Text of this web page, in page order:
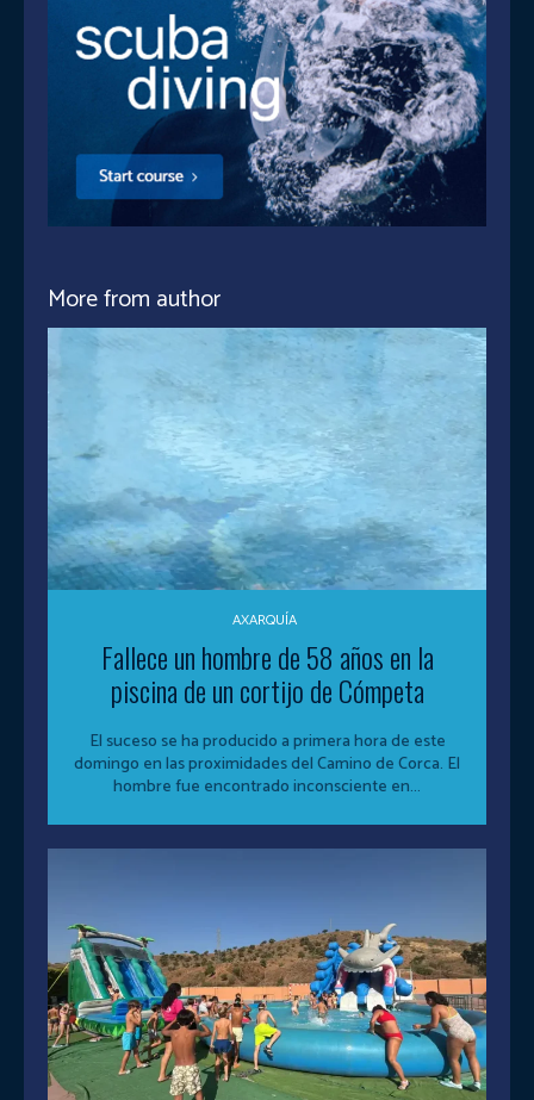
More from author
AXARQUÍA
Fallece un hombre de 58 años en la
piscina de un cortijo de Cómpeta
El suceso se ha producido a primera hora de este
domingo en las proximidades del Camino de Corca. El
hombre fue encontrado inconsciente en...